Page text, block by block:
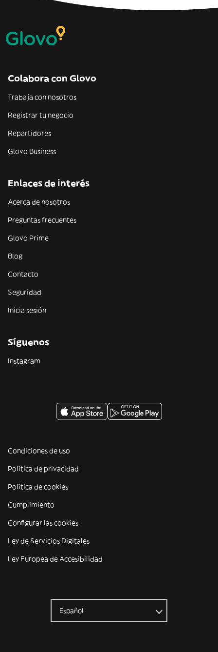
Colabora con Glovo
Trabaja con nosotros
Registrar tu negocio
Repartidores
Glovo Business
Enlaces de interés
Acerca de nosotros
Preguntas frecuentes
Glovo Prime
Blog
Contacto
Seguridad
Inicia sesión
Síguenos
Instagram
Condiciones de uso
Política de privacidad
Política de cookies
Cumplimiento
Configurar las cookies
Ley de Servicios Digitales
Ley Europea de Accesibilidad